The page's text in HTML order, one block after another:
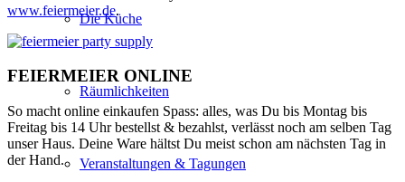
Die Küche
Räumlichkeiten
Veranstaltungen & Tagungen
www.feiermeier.de.
FEIERMEIER ONLINE
So macht online einkaufen Spass: alles, was Du bis Montag bis
Freitag bis 14 Uhr bestellst & bezahlst, verlässt noch am selben Tag
unser Haus. Deine Ware hältst Du meist schon am nächsten Tag in
der Hand.